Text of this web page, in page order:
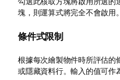
塊，則運算式將完全不會啟用。
條件式限制
根據每次繪製物件時所評估的
或隱藏資料行。輸入的值可作